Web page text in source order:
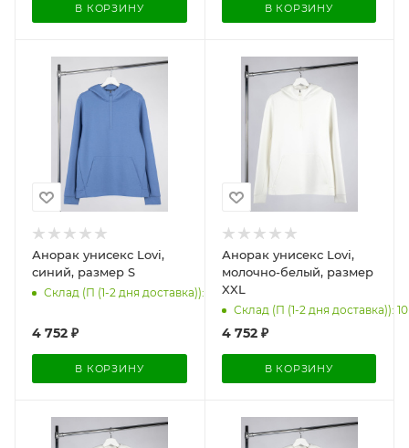
В КОРЗИНУ В КОРЗИНУ
Анорак унисекс Lovi,
синий, размер S
Склад (П (1-2 дня доставка)): 12
4 752 ₽
В КОРЗИНУ
Анорак унисекс Lovi,
молочно-белый, размер
XXL
Склад (П (1-2 дня доставка)): 10
4 752₽
В КОРЗИНУ